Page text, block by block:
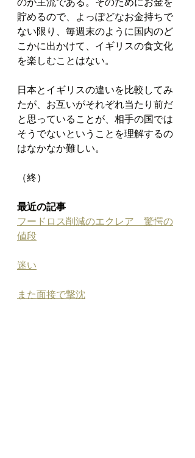
貯めるので、よっぽどなお金持ちで
ない限り、毎週末のように国内のど
こかに出かけて、イギリスの食文化
を楽しむことはない。
日本とイギリスの違いを比較してみ
たが、お互いがそれぞれ当たり前だ
と思っていることが、相手の国では
そうでないということを理解するの
はなかなか難しい。
（終）
最近の記事
フードロス削減のエクレア　驚愕の
値段
迷い
また面接で撃沈